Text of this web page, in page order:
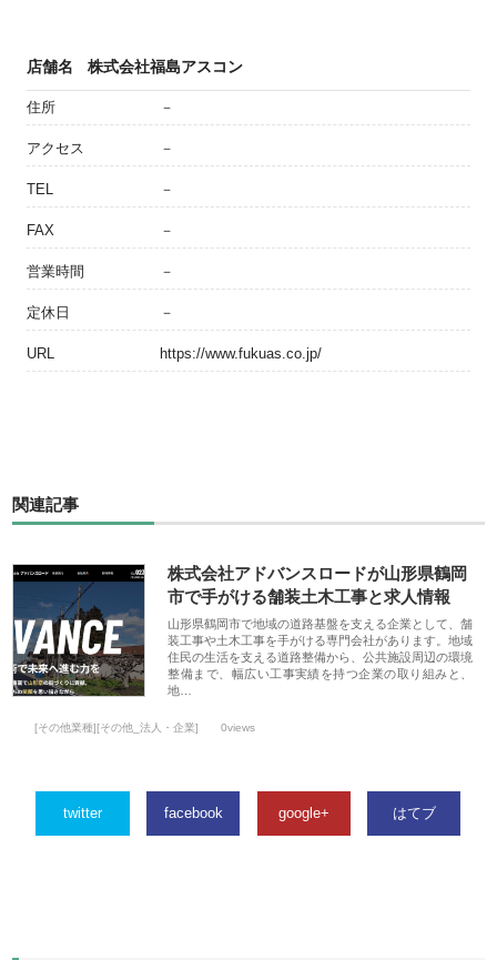
店舗名 株式会社福島アスコン
住所 －
アクセス －
TEL －
FAX －
営業時間 －
定休日 －
URL https://www.fukuas.co.jp/
関連記事
株式会社アドバンスロードが山形県鶴岡
市で手がける舗装土木工事と求人情報
山形県鶴岡市で地域の道路基盤を支える企業として、舗
装工事や土木工事を手がける専門会社があります。地域
住民の生活を支える道路整備から、公共施設周辺の環境
整備まで、幅広い工事実績を持つ企業の取り組みと、
地…
[その他業種][その他_法人・企業] 0views
twitter facebook google+ はてブ